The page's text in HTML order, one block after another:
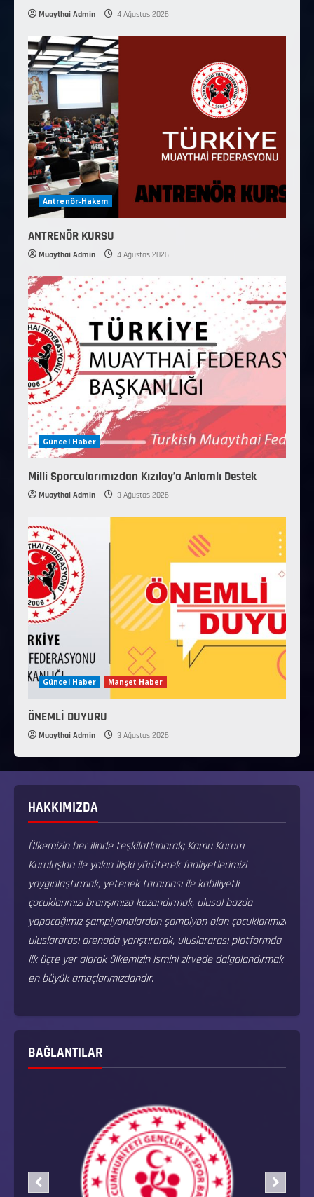
Muaythai Admin 4 Ağustos 2026
Antrenör-Hakem
ANTRENÖR KURSU
Muaythai Admin 4 Ağustos 2026
Güncel Haber
Milli Sporcularımızdan Kızılay’a Anlamlı Destek
Muaythai Admin 3 Ağustos 2026
Güncel Haber Manşet Haber
ÖNEMLİ DUYURU
Muaythai Admin 3 Ağustos 2026
HAKKIMIZDA
Ülkemizin her ilinde teşkilatlanarak; Kamu Kurum
Kuruluşları ile yakın ilişki yürüterek faaliyetlerimizi
yaygınlaştırmak, yetenek taraması ile kabiliyetli
çocuklarımızı branşımıza kazandırmak, ulusal bazda
yapacağımız şampiyonalardan şampiyon olan çocuklarımızı
uluslararası arenada yarıştırarak, uluslararası platformda
ilk üçte yer alarak ülkemizin ismini zirvede dalgalandırmak
en büyük amaçlarımızdandır.
BAĞLANTILAR